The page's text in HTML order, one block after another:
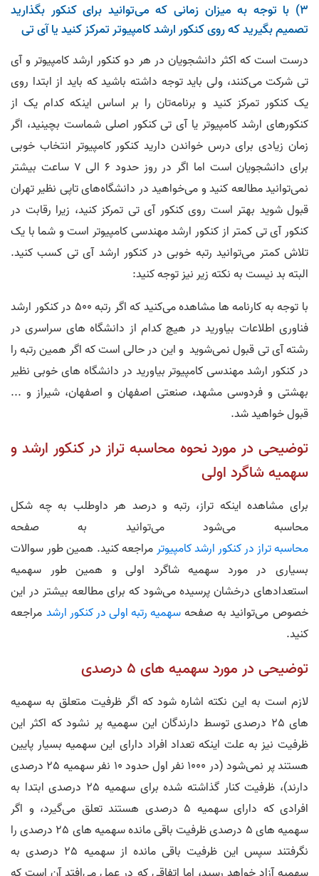
3) با توجه به میزان زمانی که می‌توانید برای کنکور بگذارید
تصمیم بگیرید که روی کنکور ارشد کامپیوتر تمرکز کنید یا آی تی
درست است که اکثر دانشجویان در هر دو کنکور ارشد کامپیوتر و آی
تی شرکت می‌کنند، ولی باید توجه داشته باشید که باید از ابتدا روی
یک کنکور تمرکز کنید و برنامه‌تان را بر اساس اینکه کدام یک از
کنکورهای ارشد کامپیوتر یا آی تی کنکور اصلی شماست بچینید، اگر
زمان زیادی برای درس خواندن دارید کنکور کامپیوتر انتخاب خوبی
برای دانشجویان است اما اگر در روز حدود 6 الی 7 ساعت بیشتر
نمی‌توانید مطالعه کنید و می‌خواهید در دانشگاه‌های تاپی نظیر تهران
قبول شوید بهتر است روی کنکور آی تی تمرکز کنید، زیرا رقابت در
کنکور آی تی کمتر از کنکور ارشد مهندسی کامپیوتر است و شما با یک
تلاش کمتر می‌توانید رتبه خوبی در کنکور ارشد آی تی کسب کنید.
البته بد نیست به نکته زیر نیز توجه کنید:
با توجه به کارنامه ها مشاهده می‌کنید که اگر رتبه 500 در کنکور ارشد
فناوری اطلاعات بیاورید در هیچ کدام از دانشگاه های سراسری در
رشته آی تی قبول نمی‌شوید و این در حالی است که اگر همین رتبه را
در کنکور ارشد مهندسی کامپیوتر بیاورید در دانشگاه های خوبی نظیر
بهشتی و فردوسی مشهد، صنعتی اصفهان و اصفهان، شیراز و ...
قبول خواهید شد.
توضیحی در مورد نحوه محاسبه تراز در کنکور ارشد و
سهمیه شاگرد اولی
برای مشاهده اینکه تراز، رتبه و درصد هر داوطلب به چه شکل
محاسبه می‌شود می‌توانید به صفحه
محاسبه تراز در کنکور ارشد کامپیوترمراجعه کنید. همین طور سوالات
بسیاری در مورد سهمیه شاگرد اولی و همین طور سهمیه
استعداد‌های درخشان پرسیده می‌شود که برای مطالعه بیشتر در این
خصوص می‌توانید به صفحهسهمیه رتبه اولی در کنکور ارشد مراجعه
کنید.
توضیحی در مورد سهمیه های 5 درصدی
لازم است به این نکته اشاره شود که اگر ظرفیت متعلق به سهمیه
های 25 درصدی توسط دارندگان این سهمیه پر نشود که اکثر این
ظرفیت نیز به علت اینکه تعداد افراد دارای این سهمیه بسیار پایین
هستند پر نمی‌شود (در 1000 نفر اول حدود 10 نفر سهمیه 25 درصدی
دارند)، ظرفیت کنار گذاشته شده برای سهمیه 25 درصدی ابتدا به
افرادی که دارای سهمیه 5 درصدی هستند تعلق می‌گیرد، و اگر
سهمیه های 5 درصدی ظرفیت باقی مانده سهمیه های 25 درصدی را
نگرفتند سپس این ظرفیت باقی مانده از سهمیه 25 درصدی به